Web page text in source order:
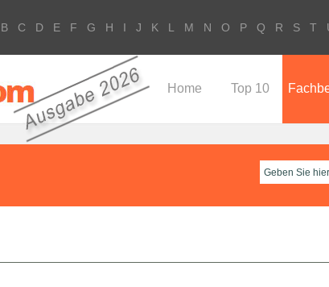
B C D E F G H I J K L M N O P Q R S T
Home Top 10